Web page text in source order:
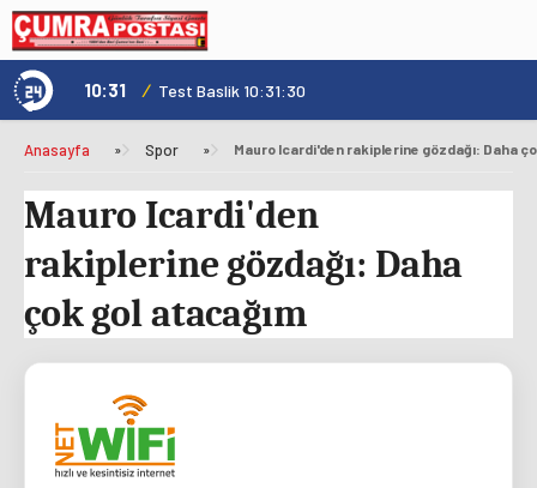
Genç Kültür Kart ile Konya'da Üniversite Yaşamı Daha Avantajlı 10:31 / Test Baslik 10:31:30
Anasayfa » Spor » Mauro Icardi'den rakiplerine gözdağı: Daha
Mauro Icardi'den
rakiplerine gözdağı: Daha
çok gol atacağım